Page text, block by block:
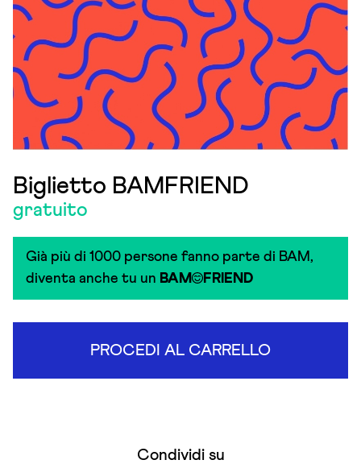
Biglietto BAMFRIEND
gratuito
Già più di 1000 persone fanno parte di BAM,
diventa anche tu un BAM FRIEND
PROCEDI AL CARRELLO
Condividi su